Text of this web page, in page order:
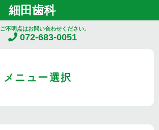
細田歯科
ご不明点はお問い合わせください。
072-683-0051
メニュー選択